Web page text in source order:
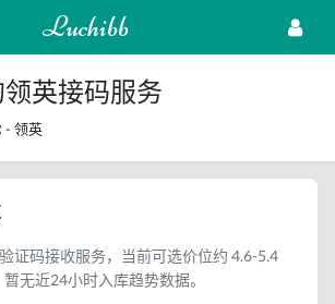
Luchibb
英接码服务
- 领英
证码接收服务，当前可选价位约 4.6-5.4
无近24小时入库趋势数据。